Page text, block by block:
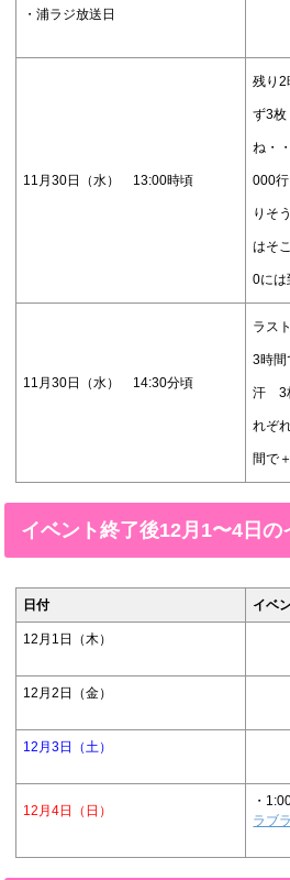
・浦ラジ放送日
11月30日（水） 13:00時頃
残り2
ず3枚
ね・
000
りそ
はそ
0には
11月30日（水） 14:30分頃
ラス
3時間
汗 3
れぞ
間で
イベント終了後12月1〜4日の
日付 イベ
12月1日（木）
12月2日（金）
12月3日（土）
12月4日（日）
・
ラブ